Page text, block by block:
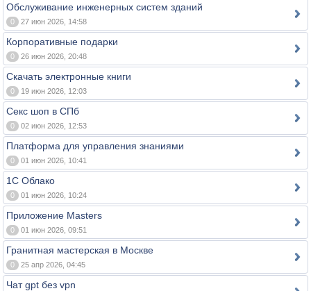
Обслуживание инженерных систем зданий
0 27 июн 2026, 14:58
Корпоративные подарки
0 26 июн 2026, 20:48
Скачать электронные книги
0 19 июн 2026, 12:03
Секс шоп в СПб
0 02 июн 2026, 12:53
Платформа для управления знаниями
0 01 июн 2026, 10:41
1С Облако
0 01 июн 2026, 10:24
Приложение Masters
0 01 июн 2026, 09:51
Гранитная мастерская в Москве
0 25 апр 2026, 04:45
Чат gpt без vpn